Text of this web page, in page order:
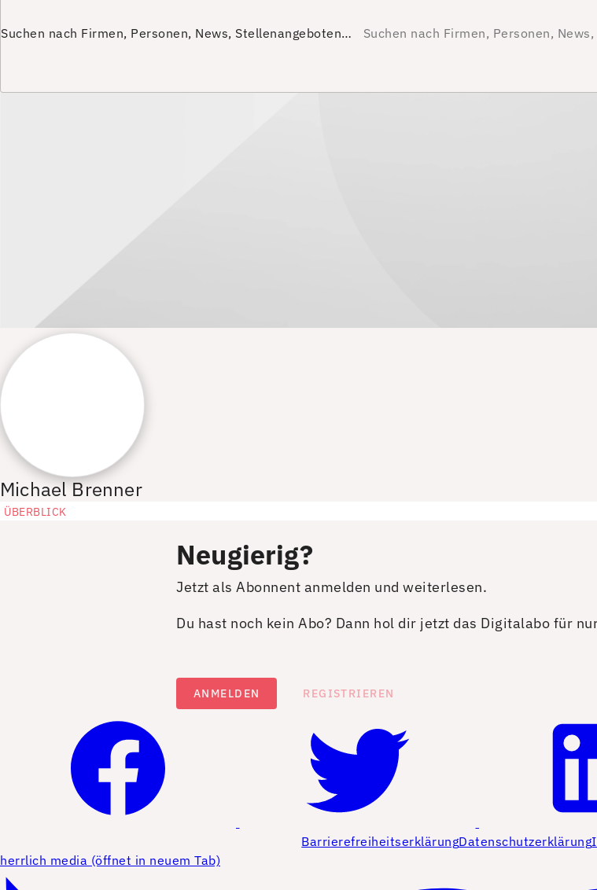
Suchen nach Firmen, Personen, News, Stellenangeboten…
Michael Brenner
ÜBERBLICK
Neugierig?
Jetzt als Abonnent anmelden und weiterlesen.
Du hast noch kein Abo? Dann hol dir jetzt das Digitalabo für
ANMELDEN REGISTRIEREN
BarrierefreiheitserklärungDatenschutzerklärung
herrlich media (öffnet in neuem Tab)